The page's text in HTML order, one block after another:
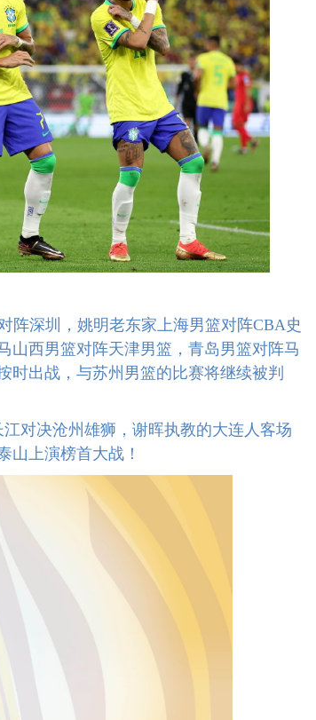
深圳，姚明老东家上海男篮对阵CBA史
山西男篮对阵天津男篮，青岛男篮对阵马
时出战，与苏州男篮的比赛将继续被判
对决沧州雄狮，谢晖执教的大连人客场
山上演榜首大战！